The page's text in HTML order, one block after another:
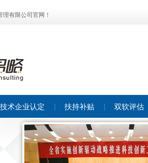
有限公司官网！
术企业认定 扶持补贴 双软评估